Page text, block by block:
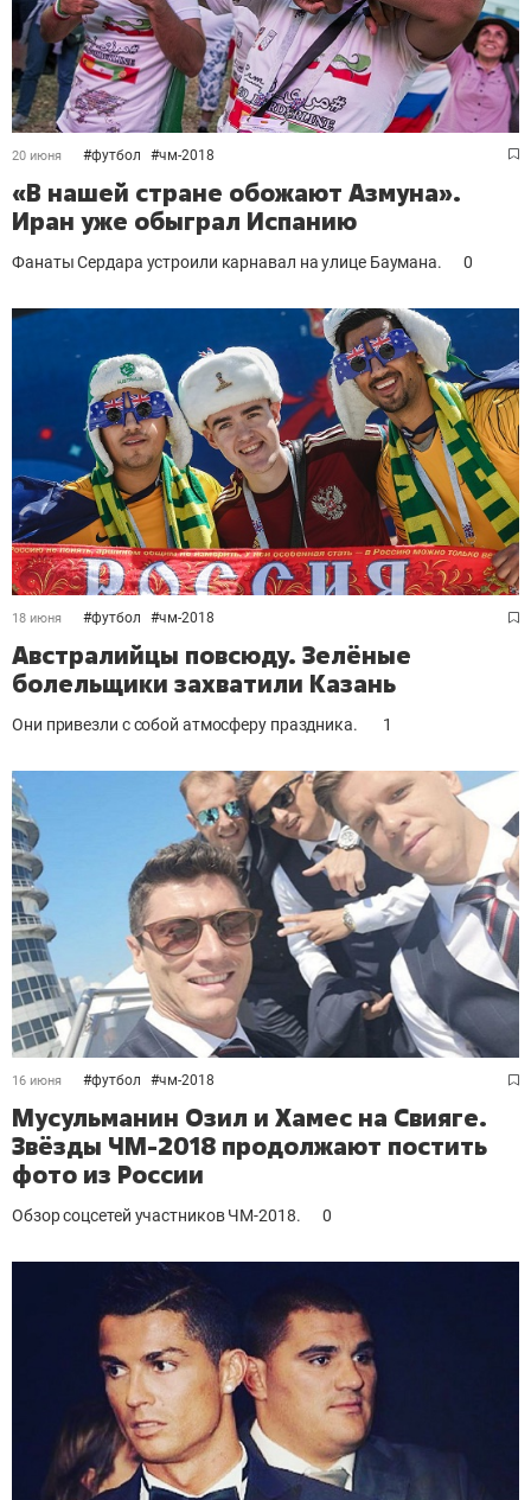
20 июня #футбол #чм-2018
«В нашей стране обожают Азмуна».
Иран уже обыграл Испанию
Фанаты Сердара устроили карнавал на улице Баумана. 0
18 июня #футбол #чм-2018
Австралийцы повсюду. Зелёные
болельщики захватили Казань
Они привезли с собой атмосферу праздника. 1
16 июня #футбол #чм-2018
Мусульманин Озил и Хамес на Свияге.
Звёзды ЧМ-2018 продолжают постить
фото из России
Обзор соцсетей участников ЧМ-2018. 0